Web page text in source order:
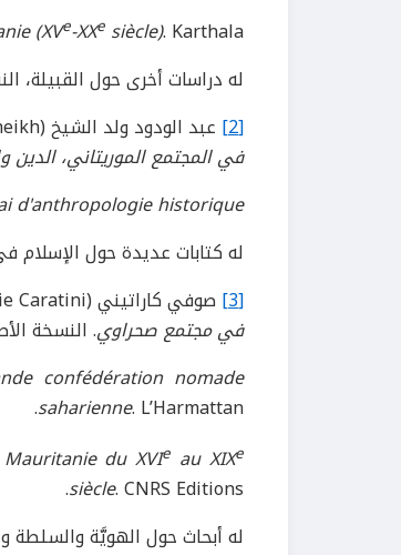
(XVe-XXe siècle). Karthala.
له دراسات أخرى حول القبيلة،
[2]
عبد الودود ولد الشيخ (Abdel Wedoud Ould Cheikh): ولد الشيخ، عبد الودود.
في المجتمع الموريتاني،
d'anthropologie historique
له كتابات عديدة حول الإسلام
[3]
صوفي كاراتيني (Sophie Caratini): كاراتيني، صوفي.
في مجتمع صحراوي. النسخة
confédération nomade
saharienne. L’Harmattan.
du XVIe au XIXe
siècle. CNRS Editions.
له أبحاث حول الهويَّة والسلطة